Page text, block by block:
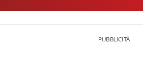
PUBBLICITÀ